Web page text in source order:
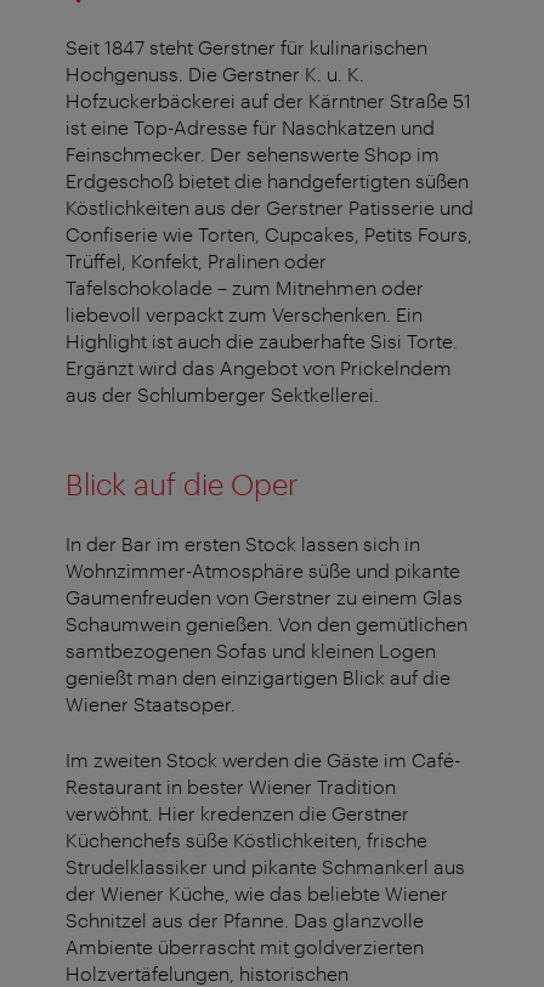
Seit 1847 steht Gerstner für kulinarischen
Hochgenuss. Die Gerstner K. u. K.
Hofzuckerbäckerei auf der Kärntner Straße 51
ist eine Top-Adresse für Naschkatzen und
Feinschmecker. Der sehenswerte Shop im
Erdgeschoß bietet die handgefertigten süßen
Köstlichkeiten aus der Gerstner Patisserie und
Confiserie wie Torten, Cupcakes, Petits Fours,
Trüffel, Konfekt, Pralinen oder
Tafelschokolade – zum Mitnehmen oder
liebevoll verpackt zum Verschenken. Ein
Highlight ist auch die zauberhafte Sisi Torte.
Ergänzt wird das Angebot von Prickelndem
aus der Schlumberger Sektkellerei.
Blick auf die Oper
In der Bar im ersten Stock lassen sich in
Wohnzimmer-Atmosphäre süße und pikante
Gaumenfreuden von Gerstner zu einem Glas
Schaumwein genießen. Von den gemütlichen
samtbezogenen Sofas und kleinen Logen
genießt man den einzigartigen Blick auf die
Wiener Staatsoper.
Im zweiten Stock werden die Gäste im Café-
Restaurant in bester Wiener Tradition
verwöhnt. Hier kredenzen die Gerstner
Küchenchefs süße Köstlichkeiten, frische
Strudelklassiker und pikante Schmankerl aus
der Wiener Küche, wie das beliebte Wiener
Schnitzel aus der Pfanne. Das glanzvolle
Ambiente überrascht mit goldverzierten
Holzvertäfelungen, historischen